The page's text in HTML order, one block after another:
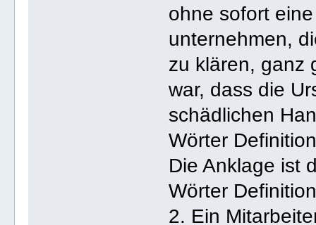
ohne sofort
unternehmen,
zu klären, ganz
war, dass die
schädlichen
Wörter
Die Anklage ist
Wörter
2. Ein